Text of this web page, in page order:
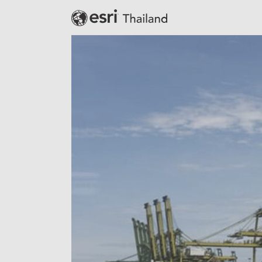
Education
Smart City